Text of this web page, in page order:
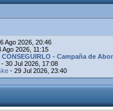
Ago 2026, 20:46
Ago 2026, 11:15
- Campaña de
- 30 Jul 2026, 17:08
- 29 Jul 2026, 23:40